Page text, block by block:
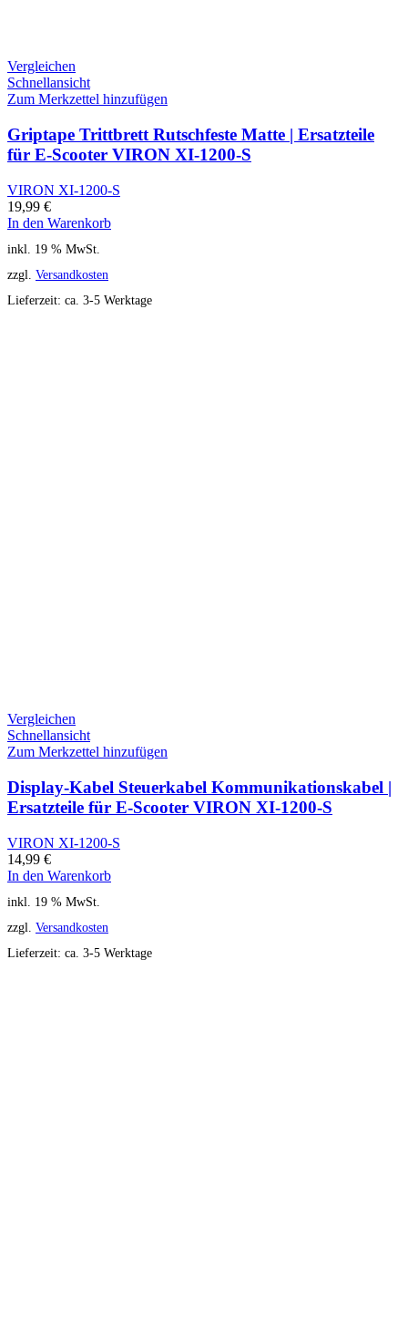
Vergleichen
Schnellansicht
Zum Merkzettel hinzufügen
Griptape Trittbrett Rutschfeste Matte | Ersatzteile
für E-Scooter VIRON XI-1200-S
VIRON XI-1200-S
19,99 €
In den Warenkorb
inkl. 19 % MwSt.
zzgl. Versandkosten
Lieferzeit: ca. 3-5 Werktage
Vergleichen
Schnellansicht
Zum Merkzettel hinzufügen
Display-Kabel Steuerkabel Kommunikationskabel |
Ersatzteile für E-Scooter VIRON XI-1200-S
VIRON XI-1200-S
14,99 €
In den Warenkorb
inkl. 19 % MwSt.
zzgl. Versandkosten
Lieferzeit: ca. 3-5 Werktage